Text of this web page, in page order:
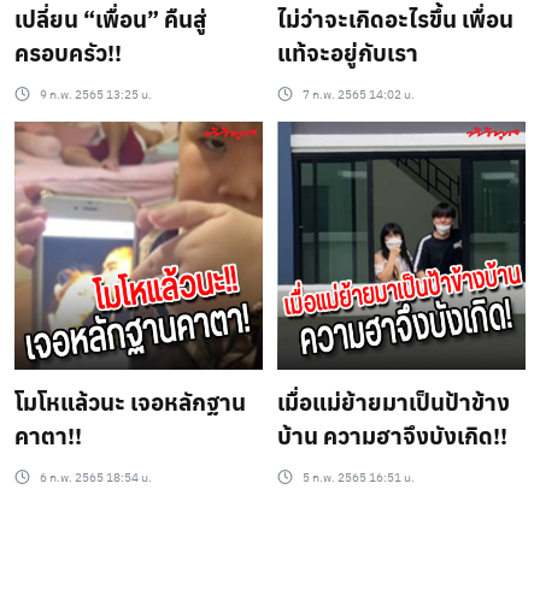
เปลี่ยน “เพื่อน” คืนสู่
ครอบครัว!!
9 ก.พ. 2565 13:25 น.
ไม่ว่าจะเกิดอะไรขึ้น เพื่อน
แท้จะอยู่กับเรา
7 ก.พ. 2565 14:02 น.
โมโหแล้วนะ เจอหลักฐาน
คาตา!!
6 ก.พ. 2565 18:54 น.
เมื่อแม่ย้ายมาเป็นป้าข้าง
บ้าน ความฮาจึงบังเกิด!!
5 ก.พ. 2565 16:51 น.